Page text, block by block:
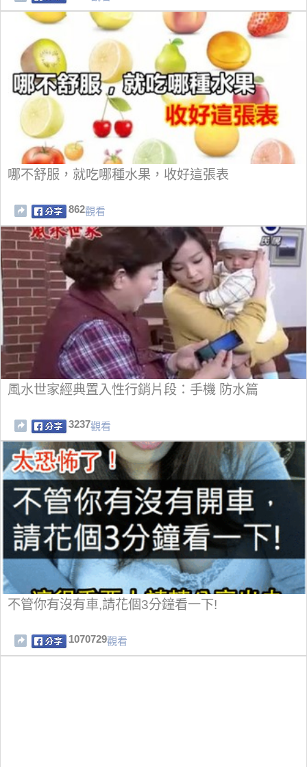
哪不舒服，就吃哪種水果，收好這張表
862觀看
風水世家經典置入性行銷片段：手機 防水篇
3237觀看
不管你有沒有車,請花個3分鐘看一下!
1070729觀看